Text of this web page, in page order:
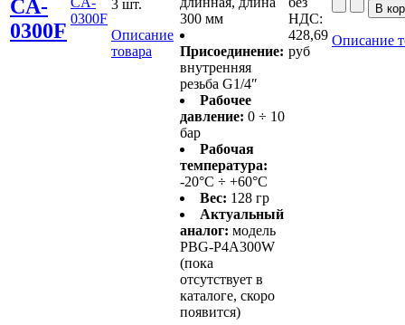
CA-
0300F
0300F
3 шт.
Описание
товара
300 мм
Присоединение:
внутренняя
резьба G1/4″
Рабочее
давление: 0 ÷ 10
бар
Рабочая
температура:
-20°C ÷ +60°C
Вес: 128 гр
Актуальный
аналог: модель
PBG-P4A300W
(пока
отсутствует в
каталоге, скоро
появится)
НДС:
428,69
руб
Описание